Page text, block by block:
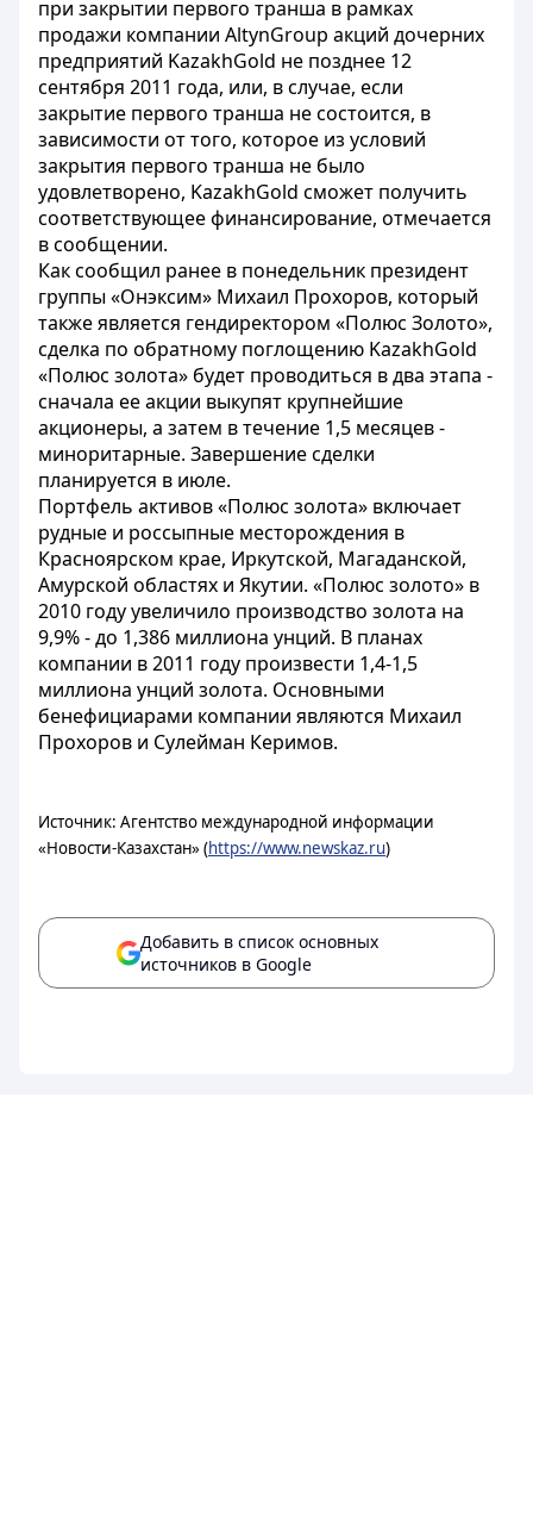
при закрытии первого транша в рамках
продажи компании AltynGroup акций дочерних
предприятий KazakhGold не позднее 12
сентября 2011 года, или, в случае, если
закрытие первого транша не состоится, в
зависимости от того, которое из условий
закрытия первого транша не было
удовлетворено, KazakhGold сможет получить
соответствующее финансирование, отмечается
в сообщении.
Как сообщил ранее в понедельник президент
группы «Онэксим» Михаил Прохоров, который
также является гендиректором «Полюс Золото»,
сделка по обратному поглощению KazakhGold
«Полюс золота» будет проводиться в два этапа -
сначала ее акции выкупят крупнейшие
акционеры, а затем в течение 1,5 месяцев -
миноритарные. Завершение сделки
планируется в июле.
Портфель активов «Полюс золота» включает
рудные и россыпные месторождения в
Красноярском крае, Иркутской, Магаданской,
Амурской областях и Якутии. «Полюс золото» в
2010 году увеличило производство золота на
9,9% - до 1,386 миллиона унций. В планах
компании в 2011 году произвести 1,4-1,5
миллиона унций золота. Основными
бенефициарами компании являются Михаил
Прохоров и Сулейман Керимов.
Источник: Агентство международной информации
«Новости-Казахстан» (https://www.newskaz.ru)
Добавить в список основных
источников в Google